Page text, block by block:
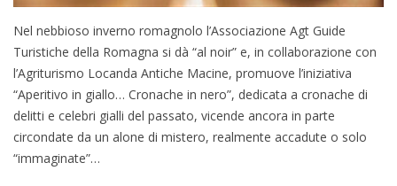
Nel nebbioso inverno romagnolo l’Associazione Agt Guide
Turistiche della Romagna si dà “al noir” e, in collaborazione con
l’Agriturismo Locanda Antiche Macine, promuove l’iniziativa
“Aperitivo in giallo… Cronache in nero”, dedicata a cronache di
delitti e celebri gialli del passato, vicende ancora in parte
circondate da un alone di mistero, realmente accadute o solo
“immaginate”…